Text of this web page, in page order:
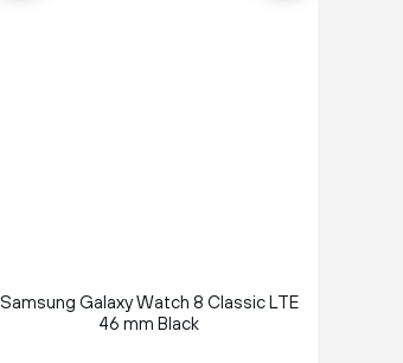
Samsung Galaxy Watch 8 Classic LTE
46 mm Black